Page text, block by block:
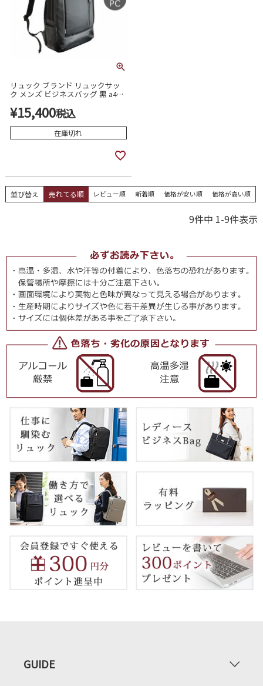
リュック ブランド リュックサッ
ク メンズ ビジネスバッグ 黒 a4
¥15,400税込
在庫切れ
並び替え 売れてる順 レビュー順 新着順 価格が安い順 価格が高い順
9件中 1-9件表示
GUIDE